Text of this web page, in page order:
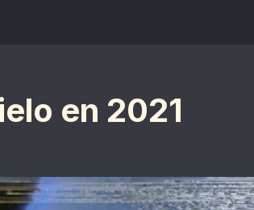
en 2021